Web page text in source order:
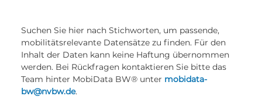
Suchen Sie hier nach Stichworten, um passende,
mobilitätsrelevante Datensätze zu finden. Für den
Inhalt der Daten kann keine Haftung übernommen
werden. Bei Rückfragen kontaktieren Sie bitte das
Team hinter MobiData BW® unter mobidata-
bw@nvbw.de.